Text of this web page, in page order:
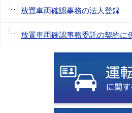
放置車両確認事務の法人登録
放置車両確認事務委託の契約に